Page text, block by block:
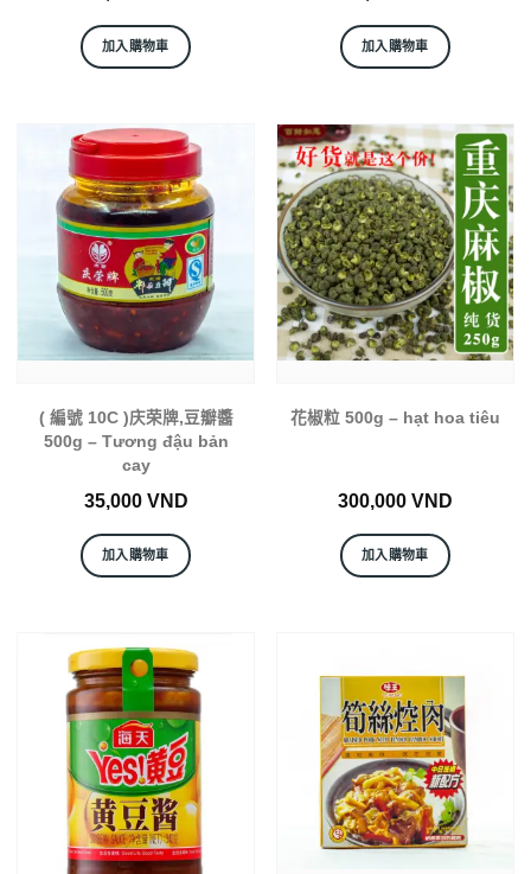
加入購物車 加入購物車
( 編號 10C )庆荣牌,豆瓣醬
500g – Tương đậu bản
cay
35,000 VND
加入購物車
花椒粒 500g – hạt hoa tiêu
300,000 VND
加入購物車